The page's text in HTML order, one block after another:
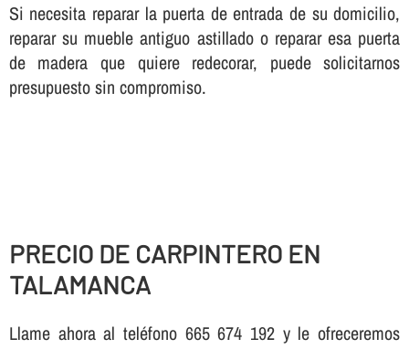
Si necesita reparar la puerta de entrada de su domicilio,
reparar su mueble antiguo astillado o reparar esa puerta
de madera que quiere redecorar, puede solicitarnos
presupuesto sin compromiso.
PRECIO DE CARPINTERO EN
TALAMANCA
Llame ahora al teléfono 665 674 192 y le ofreceremos